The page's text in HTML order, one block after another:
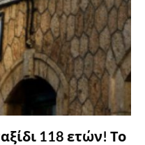
118 ετών! Το